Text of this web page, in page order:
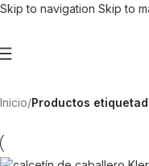
Skip to navigation Skip to
Inicio/Productos